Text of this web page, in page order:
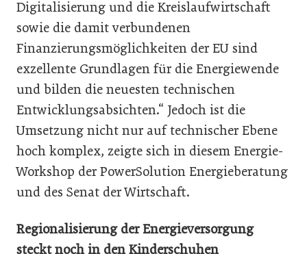
Digitalisierung und die Kreislaufwirtschaft
sowie die damit verbundenen
Finanzierungsmöglichkeiten der EU sind
exzellente Grundlagen für die Energiewende
und bilden die neuesten technischen
Entwicklungsabsichten.“ Jedoch ist die
Umsetzung nicht nur auf technischer Ebene
hoch komplex, zeigte sich in diesem Energie-
Workshop der PowerSolution Energieberatung
und des Senat der Wirtschaft.
Regionalisierung der Energieversorgung
steckt noch in den Kinderschuhen